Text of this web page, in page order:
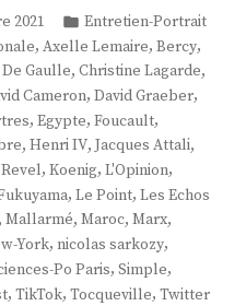
2021
Publié
dans
Entretien-Portrait
, Axelle Lemaire, Bercy,
Gaulle, Christine Lagarde,
Cameron, David Graeber,
, Egypte, Foucault,
, Henri IV, Jacques Attali,
, Koenig, L'Opinion,
, Le Point, Les Echos
, Mallarmé, Maroc, Marx,
York, nicolas sarkozy,
Po Paris, Simple,
, TikTok, Tocqueville, Twitter